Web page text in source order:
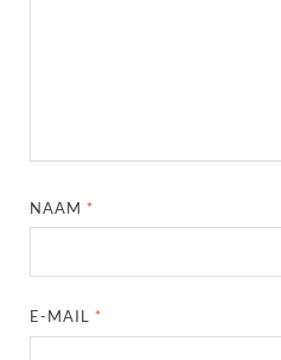
NAAM *
E-MAIL *